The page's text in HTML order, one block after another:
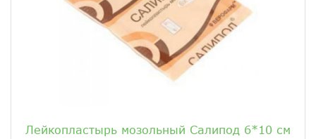
Лейкопластырь мозольный Салипод 6*10 см